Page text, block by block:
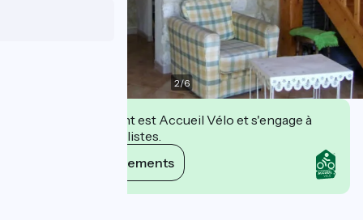
2/6
Cet établissement est Accueil Vélo et s'engage à
accueillir des cyclistes.
Voir ses engagements